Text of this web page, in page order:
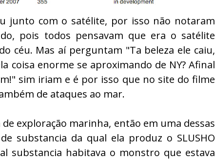
junto com o satélite, por isso não notaram
pois todos pensavam que era o satélite
céu. Mas aí perguntam "Ta beleza ele caiu,
coisa enorme se aproximando de NY? Afinal
sim iriam e é por isso que no site do filme
de ataques ao mar.
exploração marinha, então em uma dessas
substancia da qual ela produz o SLUSHO
substancia habitava o monstro que estava